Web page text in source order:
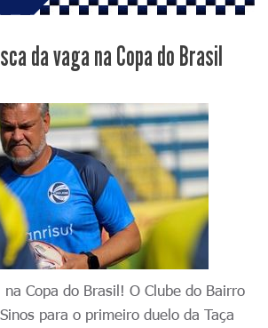
da vaga na Copa do Brasil
Copa do Brasil! O Clube do Bairro
para o primeiro duelo da Taça